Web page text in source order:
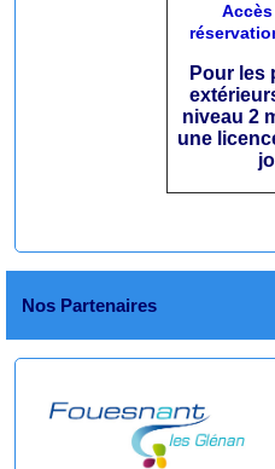
Pour les
niveau 2
une
Nos Partenaires